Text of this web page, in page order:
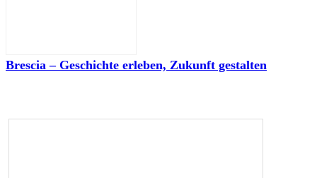
Brescia – Geschichte erleben, Zukunft gestalten